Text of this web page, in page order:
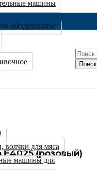
машины
оборудование
волчки для мяса
машины для
Поиск
(розовый)